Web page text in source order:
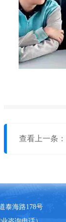
查看上一条
泰海路178号